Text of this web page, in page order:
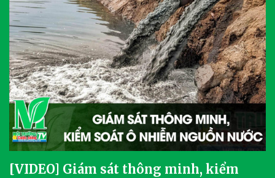
[VIDEO] Giám sát thông minh, kiểm